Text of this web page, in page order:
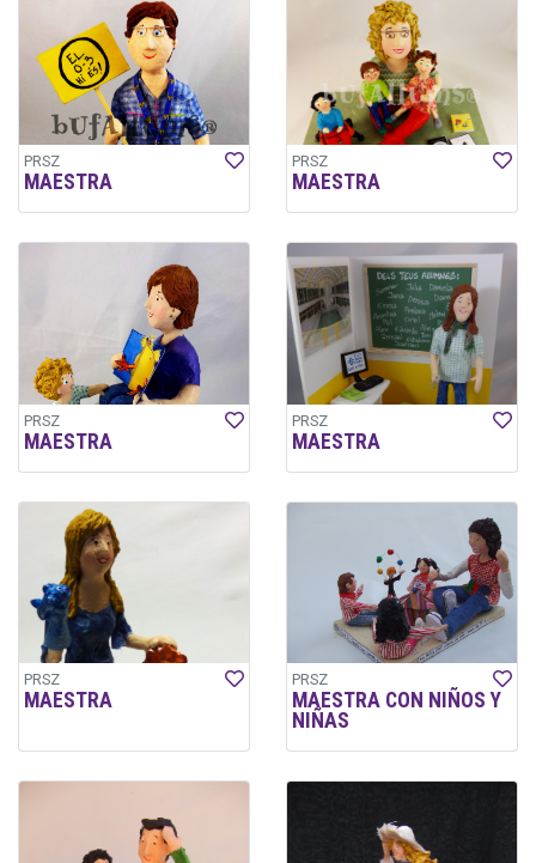
PRSZ
MAESTRA
PRSZ
MAESTRA
PRSZ
MAESTRA
PRSZ
MAESTRA
PRSZ
MAESTRA
PRSZ
MAESTRA CON NIÑOS Y
NIÑAS